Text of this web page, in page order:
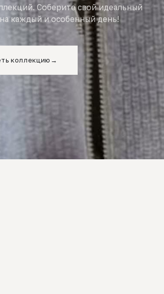
Соберите свой идеальный
каждый и особенный день!
коллекцию →